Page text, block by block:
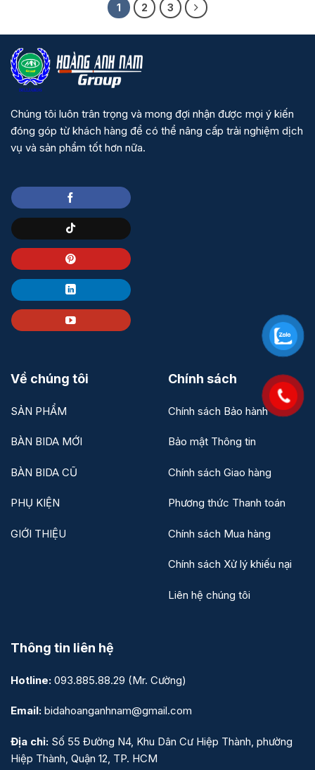
1 2 3
Chúng tôi luôn trân trọng và mong đợi nhận được mọi ý kiến
đóng góp từ khách hàng để có thể nâng cấp trải nghiệm dịch
vụ và sản phẩm tốt hơn nữa.
Về chúng tôi
SẢN PHẨM
BÀN BIDA MỚI
BÀN BIDA CŨ
PHỤ KIỆN
GIỚI THIỆU
Chính sách
Chính sách Bảo hành
Bảo mật Thông tin
Chính sách Giao hàng
Phương thức Thanh toán
Chính sách Mua hàng
Chính sách Xử lý khiếu nại
Liên hệ chúng tôi
Thông tin liên hệ
Hotline: 093.885.88.29 (Mr. Cường)
Email: bidahoanganhnam@gmail.com
Địa chỉ: Số 55 Đường N4, Khu Dân Cư Hiệp Thành, phường
Hiệp Thành, Quận 12, TP. HCM